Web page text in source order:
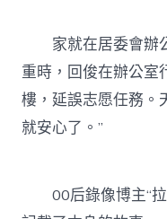
家就在居委會辦
重時，回俊在辦公室
樓，延誤志愿任務。
就安心了。”
00后錄像博主“拉